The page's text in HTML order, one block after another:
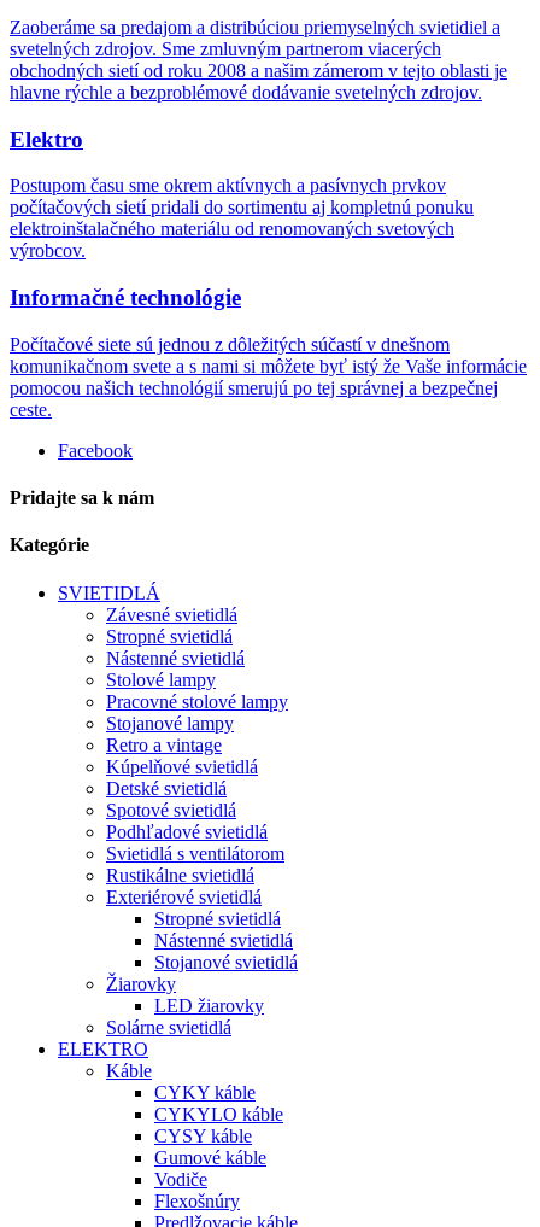
Zaoberáme sa predajom a distribúciou priemyselných svietidiel a
svetelných zdrojov. Sme zmluvným partnerom viacerých
obchodných sietí od roku 2008 a našim zámerom v tejto oblasti je
hlavne rýchle a bezproblémové dodávanie svetelných zdrojov.
Elektro
Postupom času sme okrem aktívnych a pasívnych prvkov
počítačových sietí pridali do sortimentu aj kompletnú ponuku
elektroinštalačného materiálu od renomovaných svetových
výrobcov.
Informačné technológie
Počítačové siete sú jednou z dôležitých súčastí v dnešnom
komunikačnom svete a s nami si môžete byť istý že Vaše informácie
pomocou našich technológií smerujú po tej správnej a bezpečnej
ceste.
Facebook
Pridajte sa k nám
Kategórie
SVIETIDLÁ
Závesné svietidlá
Stropné svietidlá
Nástenné svietidlá
Stolové lampy
Pracovné stolové lampy
Stojanové lampy
Retro a vintage
Kúpelňové svietidlá
Detské svietidlá
Spotové svietidlá
Podhľadové svietidlá
Svietidlá s ventilátorom
Rustikálne svietidlá
Exteriérové svietidlá
Stropné svietidlá
Nástenné svietidlá
Stojanové svietidlá
Žiarovky
LED žiarovky
Solárne svietidlá
ELEKTRO
Káble
CYKY káble
CYKYLO káble
CYSY káble
Gumové káble
Vodiče
Flexošnúry
Predlžovacie káble